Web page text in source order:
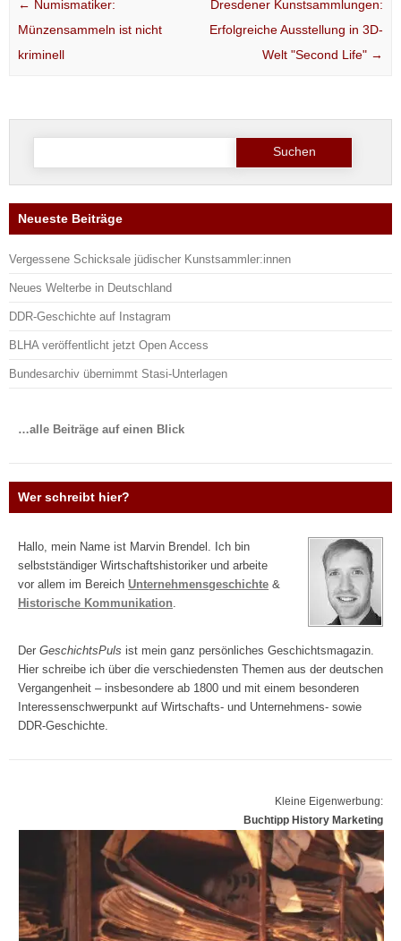
Post navigation
← Numismatiker:
Münzensammeln ist nicht
kriminell
Dresdener Kunstsammlungen:
Erfolgreiche Ausstellung in 3D-
Welt "Second Life" →
Suche
Neueste Beiträge
Vergessene Schicksale jüdischer Kunstsammler:innen
Neues Welterbe in Deutschland
DDR-Geschichte auf Instagram
BLHA veröffentlicht jetzt Open Access
Bundesarchiv übernimmt Stasi-Unterlagen
…alle Beiträge auf einen Blick
Wer schreibt hier?
Hallo, mein Name ist Marvin Brendel. Ich bin
selbstständiger Wirtschaftshistoriker und arbeite
vor allem im Bereich Unternehmensgeschichte &
Historische Kommunikation
Der GeschichtsPuls ist mein ganz persönliches Geschichtsmagazin.
Hier schreibe ich über die verschiedensten Themen aus der deutschen
Vergangenheit – insbesondere ab 1800 und mit einem besonderen
Interessenschwerpunkt auf Wirtschafts- und Unternehmens- sowie
DDR-Geschichte.
Kleine Eigenwerbung:
Buchtipp History Marketing